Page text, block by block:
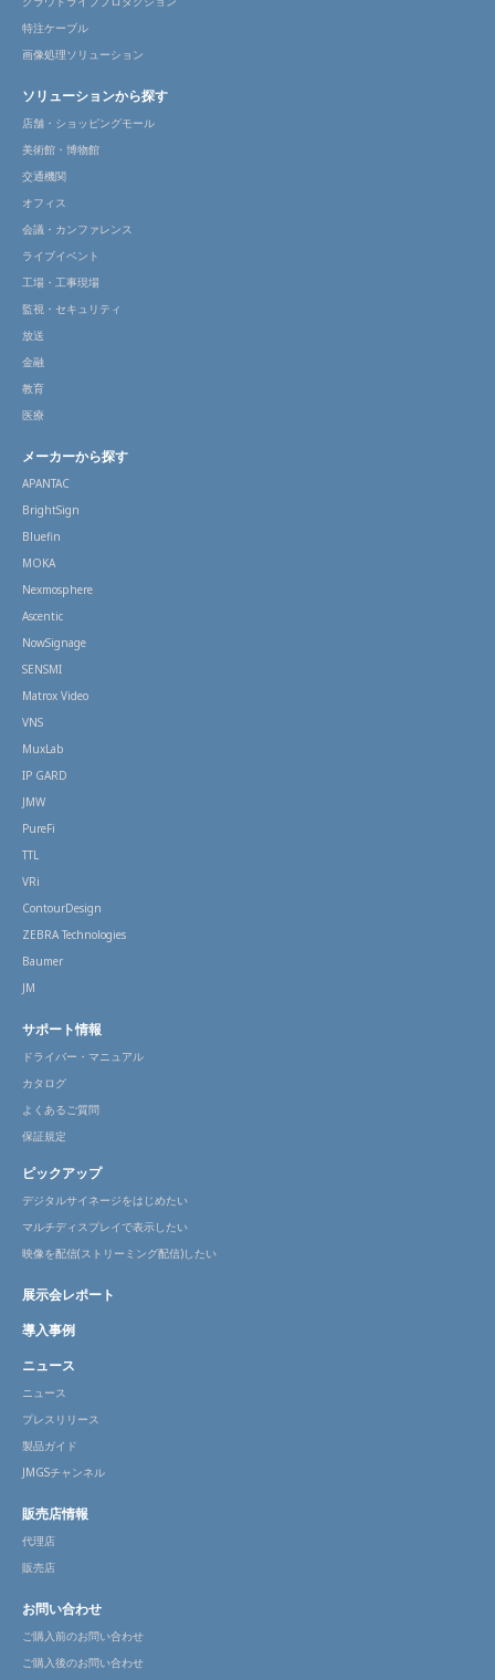
特注ケーブル
画像処理ソリューション
ソリューションから探す
店舗・ショッピングモール
美術館・博物館
交通機関
オフィス
会議・カンファレンス
ライブイベント
工場・工事現場
監視・セキュリティ
放送
金融
教育
医療
メーカーから探す
APANTAC
BrightSign
Bluefin
MOKA
Nexmosphere
Ascentic
NowSignage
SENSMI
Matrox Video
VNS
MuxLab
IP GARD
JMW
PureFi
TTL
VRi
ContourDesign
ZEBRA Technologies
Baumer
JM
サポート情報
ドライバー・マニュアル
カタログ
よくあるご質問
保証規定
ピックアップ
デジタルサイネージをはじめたい
マルチディスプレイで表示したい
映像を配信(ストリーミング配信)したい
展示会レポート
導入事例
ニュース
ニュース
プレスリリース
製品ガイド
JMGSチャンネル
販売店情報
代理店
販売店
お問い合わせ
ご購入前のお問い合わせ
ご購入後のお問い合わせ